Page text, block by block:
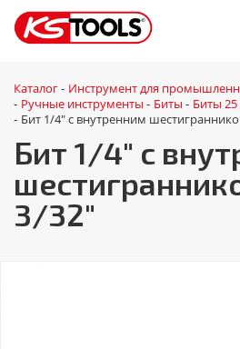
Каталог - Инструмент для
- Ручные инструменты - Биты - Биты 25
- Бит 1/4" с внутренним
Бит 1/4" с
3/32"